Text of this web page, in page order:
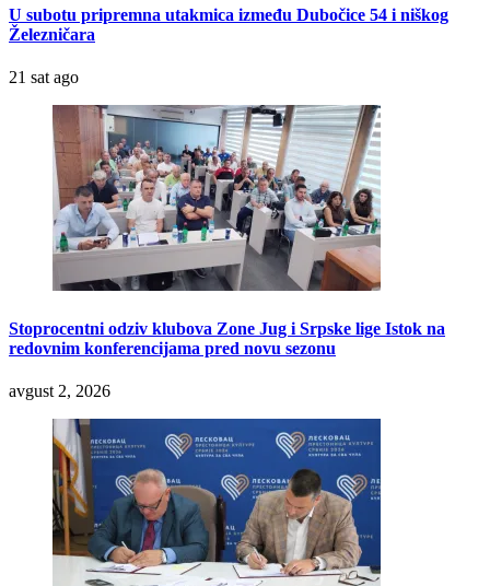
U subotu pripremna utakmica između Dubočice 54 i niškog
Železničara
21 sat ago
Stoprocentni odziv klubova Zone Jug i Srpske lige Istok na
redovnim konferencijama pred novu sezonu
avgust 2, 2026